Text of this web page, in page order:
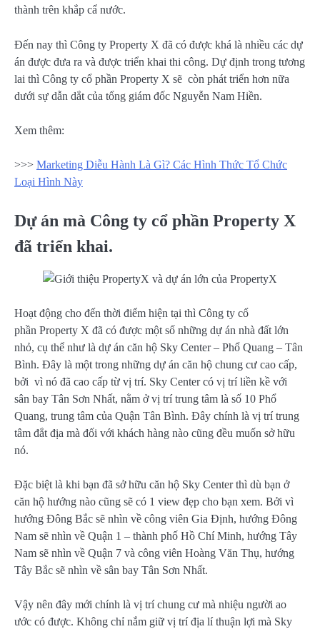
thành trên khắp cẩ nước.
Đến nay thì Công ty Property X đã có được khá là nhiều các dự
án được đưa ra và được triển khai thi công. Dự định trong tương
lai thì Công ty cổ phần Property X sẽ còn phát triển hơn nữa
dưới sự dẫn dắt của tổng giám đốc Nguyễn Nam Hiền.
Xem thêm:
>>> Marketing Diễu Hành Là Gì? Các Hình Thức Tổ Chức
Loại Hình Này
Dự án mà Công ty cổ phần Property X
đã triển khai.
Hoạt động cho đến thời điểm hiện tại thì Công ty cổ
phần Property X đã có được một số những dự án nhà đất lớn
nhỏ, cụ thể như là dự án căn hộ Sky Center – Phổ Quang – Tân
Bình. Đây là một trong những dự án căn hộ chung cư cao cấp,
bởi vì nó đã cao cấp từ vị trí. Sky Center có vị trí liền kề với
sân bay Tân Sơn Nhất, nằm ở vị trí trung tâm là số 10 Phổ
Quang, trung tâm của Quận Tân Bình. Đây chính là vị trí trung
tâm đắt địa mà đối với khách hàng nào cũng đều muốn sở hữu
nó.
Đặc biệt là khi bạn đã sở hữu căn hộ Sky Center thì dù bạn ở
căn hộ hướng nào cũng sẽ có 1 view đẹp cho bạn xem. Bởi vì
hướng Đông Bắc sẽ nhìn về công viên Gia Định, hướng Đông
Nam sẽ nhìn về Quận 1 – thành phố Hồ Chí Minh, hướng Tây
Nam sẽ nhìn về Quận 7 và công viên Hoàng Văn Thụ, hướng
Tây Bắc sẽ nhìn về sân bay Tân Sơn Nhất.
Vậy nên đây mới chính là vị trí chung cư mà nhiệu người ao
ước có được. Không chỉ nắm giữ vị trí địa lí thuận lợi mà Sky